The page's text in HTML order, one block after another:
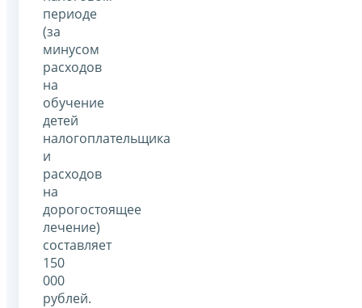
периоде
(за
минусом
расходов
на
обучение
детей
налогоплательщика
и
расходов
на
дорогостоящее
лечение)
составляет
150
000
рублей.